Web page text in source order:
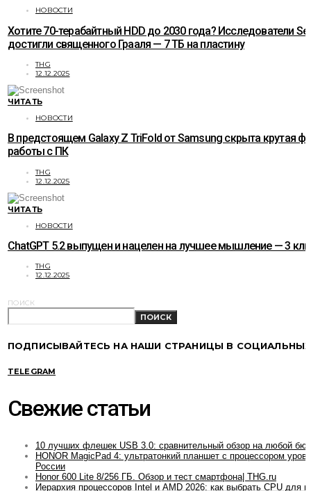
НОВОСТИ
Хотите 70-терабайтный HDD до 2030 года? Исследователи
достигли священного Грааля — 7 ТБ на пластину
THG
12.12.2025
ЧИТАТЬ
НОВОСТИ
В предстоящем Galaxy Z TriFold от Samsung скрыта крутая
работы с ПК
THG
12.12.2025
ЧИТАТЬ
НОВОСТИ
ChatGPT 5.2 выпущен и нацелен на лучшее мышление — 3
THG
12.12.2025
ПОИСК
ПОИСК
ПОДПИСЫВАЙТЕСЬ НА НАШИ СТРАНИЦЫ В СОЦИАЛЬНЫХ
TELEGRAM
Свежие статьи
10 лучших флешек USB 3.0: сравнительный обзор на любой
HONOR MagicPad 4: ультратонкий планшет с процессором
России
Honor 600 Lite 8/256 ГБ. Обзор и тест смартфона| THG.ru
Иерархия процессоров Intel и AMD 2026: как выбрать CPU для